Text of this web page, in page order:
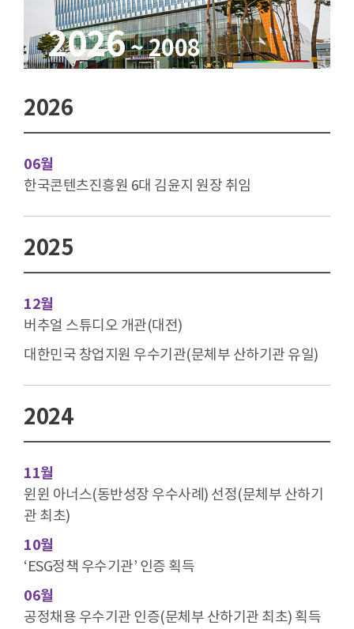
2026~ 2008
2026
06월
한국콘텐츠진흥원 6대 김윤지 원장 취임
2025
12월
버추얼 스튜디오 개관(대전)
대한민국 창업지원 우수기관(문체부 산하기관 유일)
2024
11월
윈윈 아너스(동반성장 우수사례) 선정(문체부 산하기
관 최초)
10월
‘ESG정책 우수기관’ 인증 획득
06월
공정채용 우수기관 인증(문체부 산하기관 최초) 획득